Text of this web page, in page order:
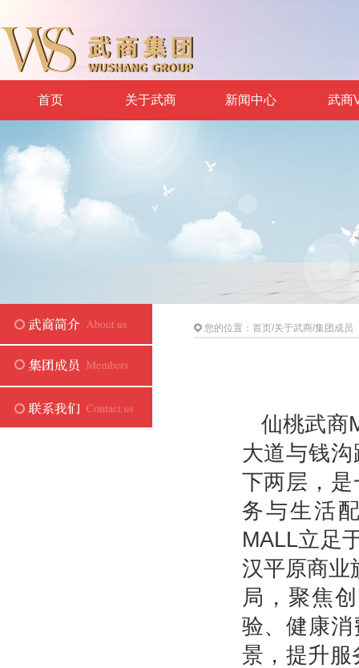
首页 关于武商 新闻中心 武商
您的位置： 首页/关于武商/集团成员
仙桃武商
大道与钱
下两层，
务与生活
MALL立足
汉平原商业
局，聚焦
验、健康
景，提升